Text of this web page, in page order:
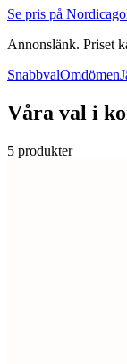
Se pris på
Annonslänk. Priset
SnabbvalOmdömen
Våra val i
5 produkter